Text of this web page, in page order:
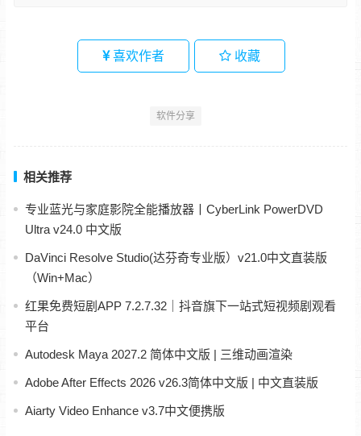
喜欢作者 收藏
软件分享
相关推荐
专业蓝光与家庭影院全能播放器丨CyberLink PowerDVD
Ultra v24.0 中文版
DaVinci Resolve Studio(达芬奇专业版）v21.0中文直装版
（Win+Mac）
红果免费短剧APP 7.2.7.32｜抖音旗下一站式短视频剧观看
平台
Autodesk Maya 2027.2 简体中文版 | 三维动画渲染
Adobe After Effects 2026 v26.3简体中文版 | 中文直装版
Aiarty Video Enhance v3.7中文便携版